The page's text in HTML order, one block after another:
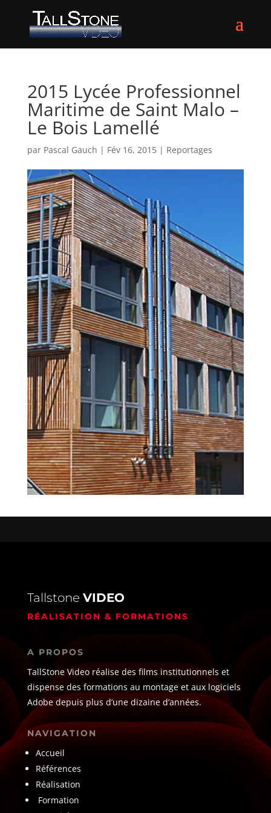
2015 Lycée Professionnel
Maritime de Saint Malo –
Le Bois Lamellé
par Pascal Gauch | Fév 16, 2015| Reportages
Tallstone VIDEO
RÉALISATION & FORMATIONS
A PROPOS
TallStone Video réalise des films institutionnels et
dispense des formations au montage et aux logiciels
Adobe depuis plus d’une dizaine d’années.
NAVIGATION
Accueil
Références
Réalisation
Formation